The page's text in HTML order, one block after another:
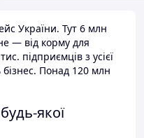
України. Тут 6 млн
— від корму для
підприємців з усієї
Понад 120 млн
якої